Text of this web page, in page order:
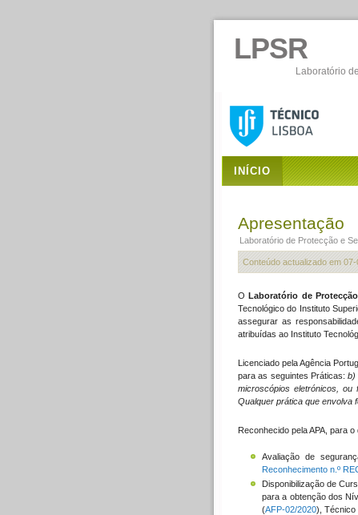
LPSR
Laboratório
INÍCIO
Apresentação
Laboratório de Protecção e
Conteúdo actualizado em 07-
OLaboratório de
Tecnológico do Instituto
assegurar as
atribuídas ao Instituto
Licenciado pela Agência
para as seguintes Práticas:b)
microscópios eletrónicos,
Qualquer prática que envolva
Reconhecido pela APA, para
Avaliação de
Reconhecimento n.º
Disponibilização de
para a obtenção dos
(AFP-02/2020), Técnico